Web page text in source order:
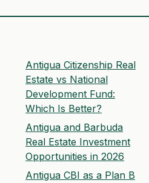
Antigua Citizenship Real
Estate vs National
Development Fund:
Which Is Better?
Antigua and Barbuda
Real Estate Investment
Opportunities in 2026
Antigua CBI as a Plan B